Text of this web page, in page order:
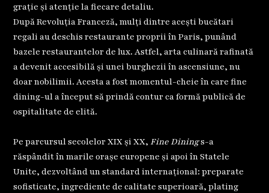
grație și atenție la fiecare detaliu.
După Revoluția Franceză, mulți dintre acești bucătari
regali au deschis restaurante proprii în Paris, punând
bazele restaurantelor de lux. Astfel, arta culinară rafinată
a devenit accesibilă și unei burghezii în ascensiune, nu
doar nobilimii. Acesta a fost momentul-cheie în care fine
dining-ul a început să prindă contur ca formă publică de
ospitalitate de elită.
Pe parcursul secolelor XIX și XX,Fine Dinings-a
răspândit în marile orașe europene și apoi în Statele
Unite, dezvoltând un standard internațional: preparate
sofisticate, ingrediente de calitate superioară, plating